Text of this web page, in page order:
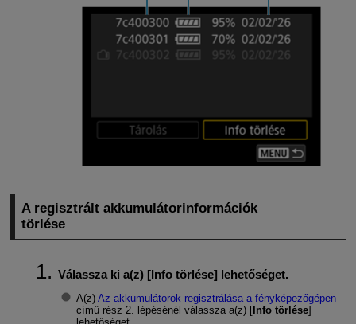
A regisztrált akkumulátorinformációk
törlése
Válassza ki a(z) [Info törlése] lehetőséget.
A(z) Az akkumulátorok regisztrálása a fényképezőgépen
című rész 2. lépésénél válassza a(z) [Info törlése]